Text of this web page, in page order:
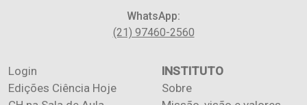
WhatsApp:
(21) 97460-2560
Login
Edições Ciência Hoje
INSTITUTO
Sobre